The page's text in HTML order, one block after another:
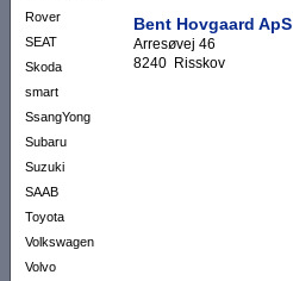
Rover
SEAT
Skoda
smart
SsangYong
Subaru
Suzuki
SAAB
Toyota
Volkswagen
Volvo
Bent Hovgaard ApS
Arresøvej 46
8240 Risskov